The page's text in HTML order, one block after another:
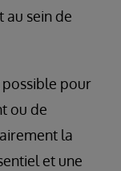
au sein de
possible pour
ou de
la
et une